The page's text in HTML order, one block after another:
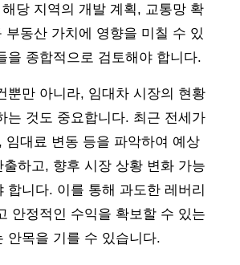
당 지역의 개발 계획, 교통망 확
부동산 가치에 영향을 미칠 수 있
을 종합적으로 검토해야 합니다.
뿐만 아니라, 임대차 시장의 현황
는 것도 중요합니다. 최근 전세가
임대료 변동 등을 파악하여 예상
하고, 향후 시장 상황 변화 가능
합니다. 이를 통해 과도한 레버리
안정적인 수익을 확보할 수 있는
안목을 기를 수 있습니다.